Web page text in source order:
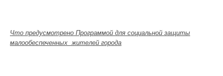
Что предусмотрено Программой для социальной защиты
малообеспеченных жителей города